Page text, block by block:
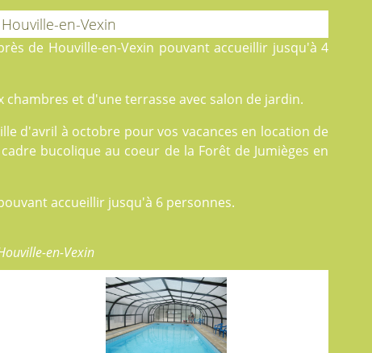
en-Vexin
de Houville-en-Vexin pouvant accueillir jusqu'à 4
et d'une terrasse avec salon de jardin.
d'avril à octobre pour vos vacances en location de
bucolique au coeur de la Forêt de Jumièges en
accueillir jusqu'à 6 personnes.
en-Vexin